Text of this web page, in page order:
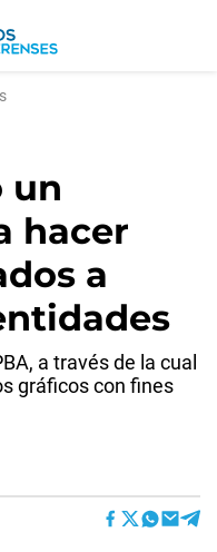
un
hacer
a
a través de la cual
gráficos con fines